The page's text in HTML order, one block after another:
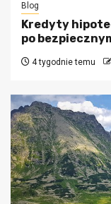
Blog
Kredyty
po
4 tygodnie temu